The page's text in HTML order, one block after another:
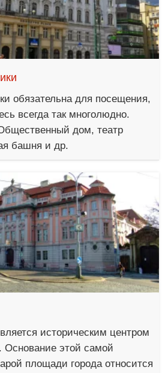
обязательна для посещения,
всегда так многолюдно.
дом, театр
башня и др.
историческим центром
Основание этой самой
площади города относится